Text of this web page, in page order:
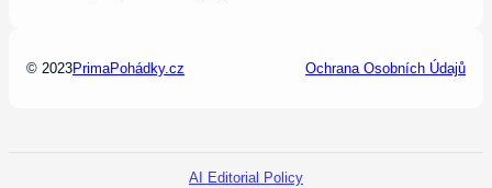
© 2023PrimaPohádky.cz Ochrana Osobních Údajů
AI Editorial Policy